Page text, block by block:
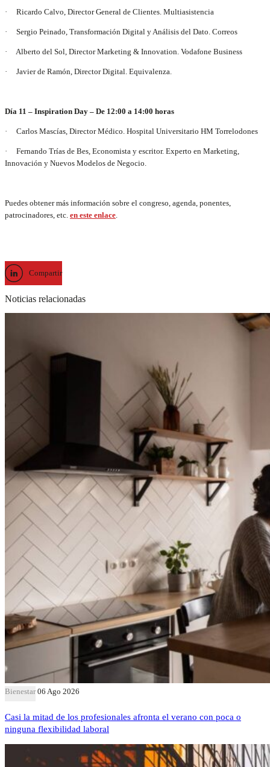
· Ricardo Calvo, Director General de Clientes. Multiasistencia
· Sergio Peinado, Transformación Digital y Análisis del Dato. Correos
· Alberto del Sol, Director Marketing & Innovation. Vodafone Business
· Javier de Ramón, Director Digital. Equivalenza.
Día 11 – Inspiration Day – De 12:00 a 14:00 horas
· Carlos Mascías, Director Médico. Hospital Universitario HM Torrelodones
· Fernando Trías de Bes, Economista y escritor. Experto en Marketing,
Innovación y Nuevos Modelos de Negocio.
Puedes obtener más información sobre el congreso, agenda, ponentes,
patrocinadores, etc. en este enlace
Compartir
Noticias relacionadas
Bienestar 06 Ago 2026
Casi la mitad de los profesionales afronta el verano con poca o
ninguna flexibilidad laboral